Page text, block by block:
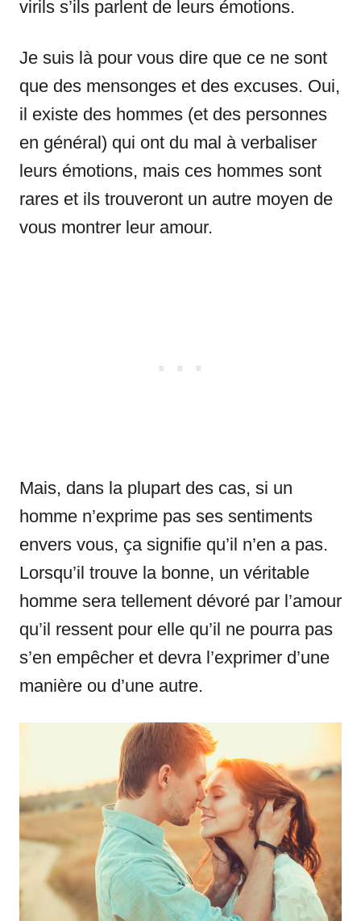
virils s’ils parlent de leurs émotions.
Je suis là pour vous dire que ce ne sont
que des mensonges et des excuses. Oui,
il existe des hommes (et des personnes
en général) qui ont du mal à verbaliser
leurs émotions, mais ces hommes sont
rares et ils trouveront un autre moyen de
vous montrer leur amour.
Mais, dans la plupart des cas, si un
homme n’exprime pas ses sentiments
envers vous, ça signifie qu’il n’en a pas.
Lorsqu’il trouve la bonne, un véritable
homme sera tellement dévoré par l’amour
qu’il ressent pour elle qu’il ne pourra pas
s’en empêcher et devra l’exprimer d’une
manière ou d’une autre.